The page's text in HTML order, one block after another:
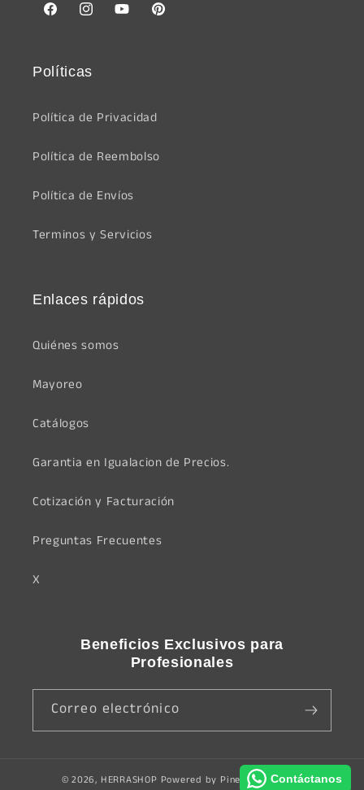
FacebookInstagramYouTubePinterest
Políticas
Política de Privacidad
Política de Reembolso
Política de Envíos
Terminos y Servicios
Enlaces rápidos
Quiénes somos
Mayoreo
Catálogos
Garantia en Igualacion de Precios.
Cotización y Facturación
Preguntas Frecuentes
X
Beneficios Exclusivos para
Profesionales
Correo electrónico
© 2026, HERRASHOP Powered by Pinethree AgencyContáctanos